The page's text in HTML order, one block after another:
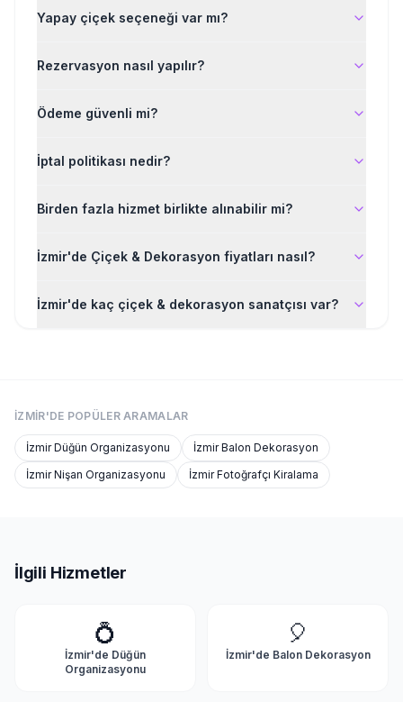
Yapay çiçek seçeneği var mı?
Rezervasyon nasıl yapılır?
Ödeme güvenli mi?
İptal politikası nedir?
Birden fazla hizmet birlikte alınabilir mi?
İzmir'de Çiçek & Dekorasyon fiyatları nasıl?
İzmir'de kaç çiçek & dekorasyon sanatçısı var?
İZMIR'DE POPÜLER ARAMALAR
İzmir Düğün Organizasyonu İzmir Balon Dekorasyon
İzmir Nişan Organizasyonu İzmir Fotoğrafçı Kiralama
İlgili Hizmetler
💍
İzmir'de Düğün
Organizasyonu
🎈
İzmir'de Balon Dekorasyon